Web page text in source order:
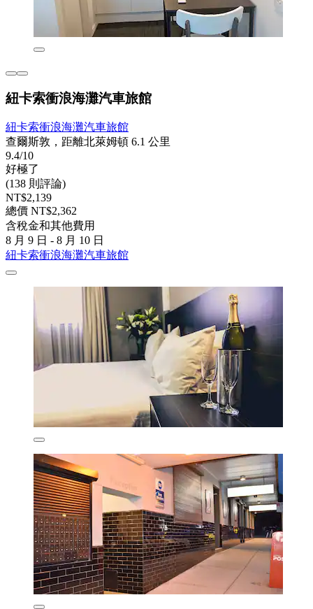
紐卡索衝浪海灘汽車旅館
紐卡索衝浪海灘汽車旅館
查爾斯敦，距離北萊姆頓 6.1 公里
9.4/10
好極了
(138 則評論)
NT$2,139
總價 NT$2,362
含稅金和其他費用
8 月 9 日 - 8 月 10 日
紐卡索衝浪海灘汽車旅館